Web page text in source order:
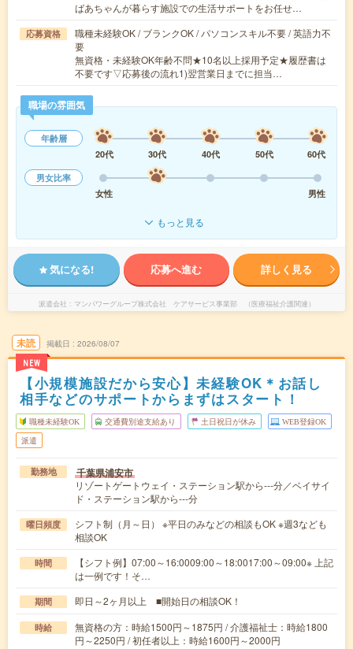
ばあちゃんが暮らす施設での生活サポートをお任せ…
応募資格
職種未経験OK / ブランクOK / パソコンスキル不要 / 英語力不
要
無資格・未経験OK年齢不問★10名以上採用予定★履歴書は
不要です▽応募後の流れ1)翌営業日までに担当…
職場の雰囲気
年齢層
20代
30代 40代 50代
60代
男女比率
女性
男性
もっと見る
気になる! 応募へ進む 詳しく見る
派遣会社 マンパワーグループ株式会社 ケアサービス事業部 （医療福祉介護関連）
未読
NEW
掲載日 2026/08/07
【小規模施設だから安心】未経験OK＊お話し
相手などのサポートからまずはスタート！
職種未経験OK 交通費別途支給あり 土日祝日が休み WEB登録OK
派遣
勤務地 千葉県浦安市
リゾートゲートウェイ・ステーション駅から---分／ベイサイ
ド・ステーション駅から---分
曜日頻度
シフト制（月～日） ※平日のみなどの相談もOK ※週3なども
相談OK
時間
【シフト例】07:00～16:0009:00～18:0017:00～09:00※ 上記
は一例です！そ…
期間 即日～2ヶ月以上 ■開始日の相談OK！
時給
無資格の方：時給1500円～1875円 / 介護福祉士：時給1800
円～2250円 / 初任者以上：時給1600円～2000円